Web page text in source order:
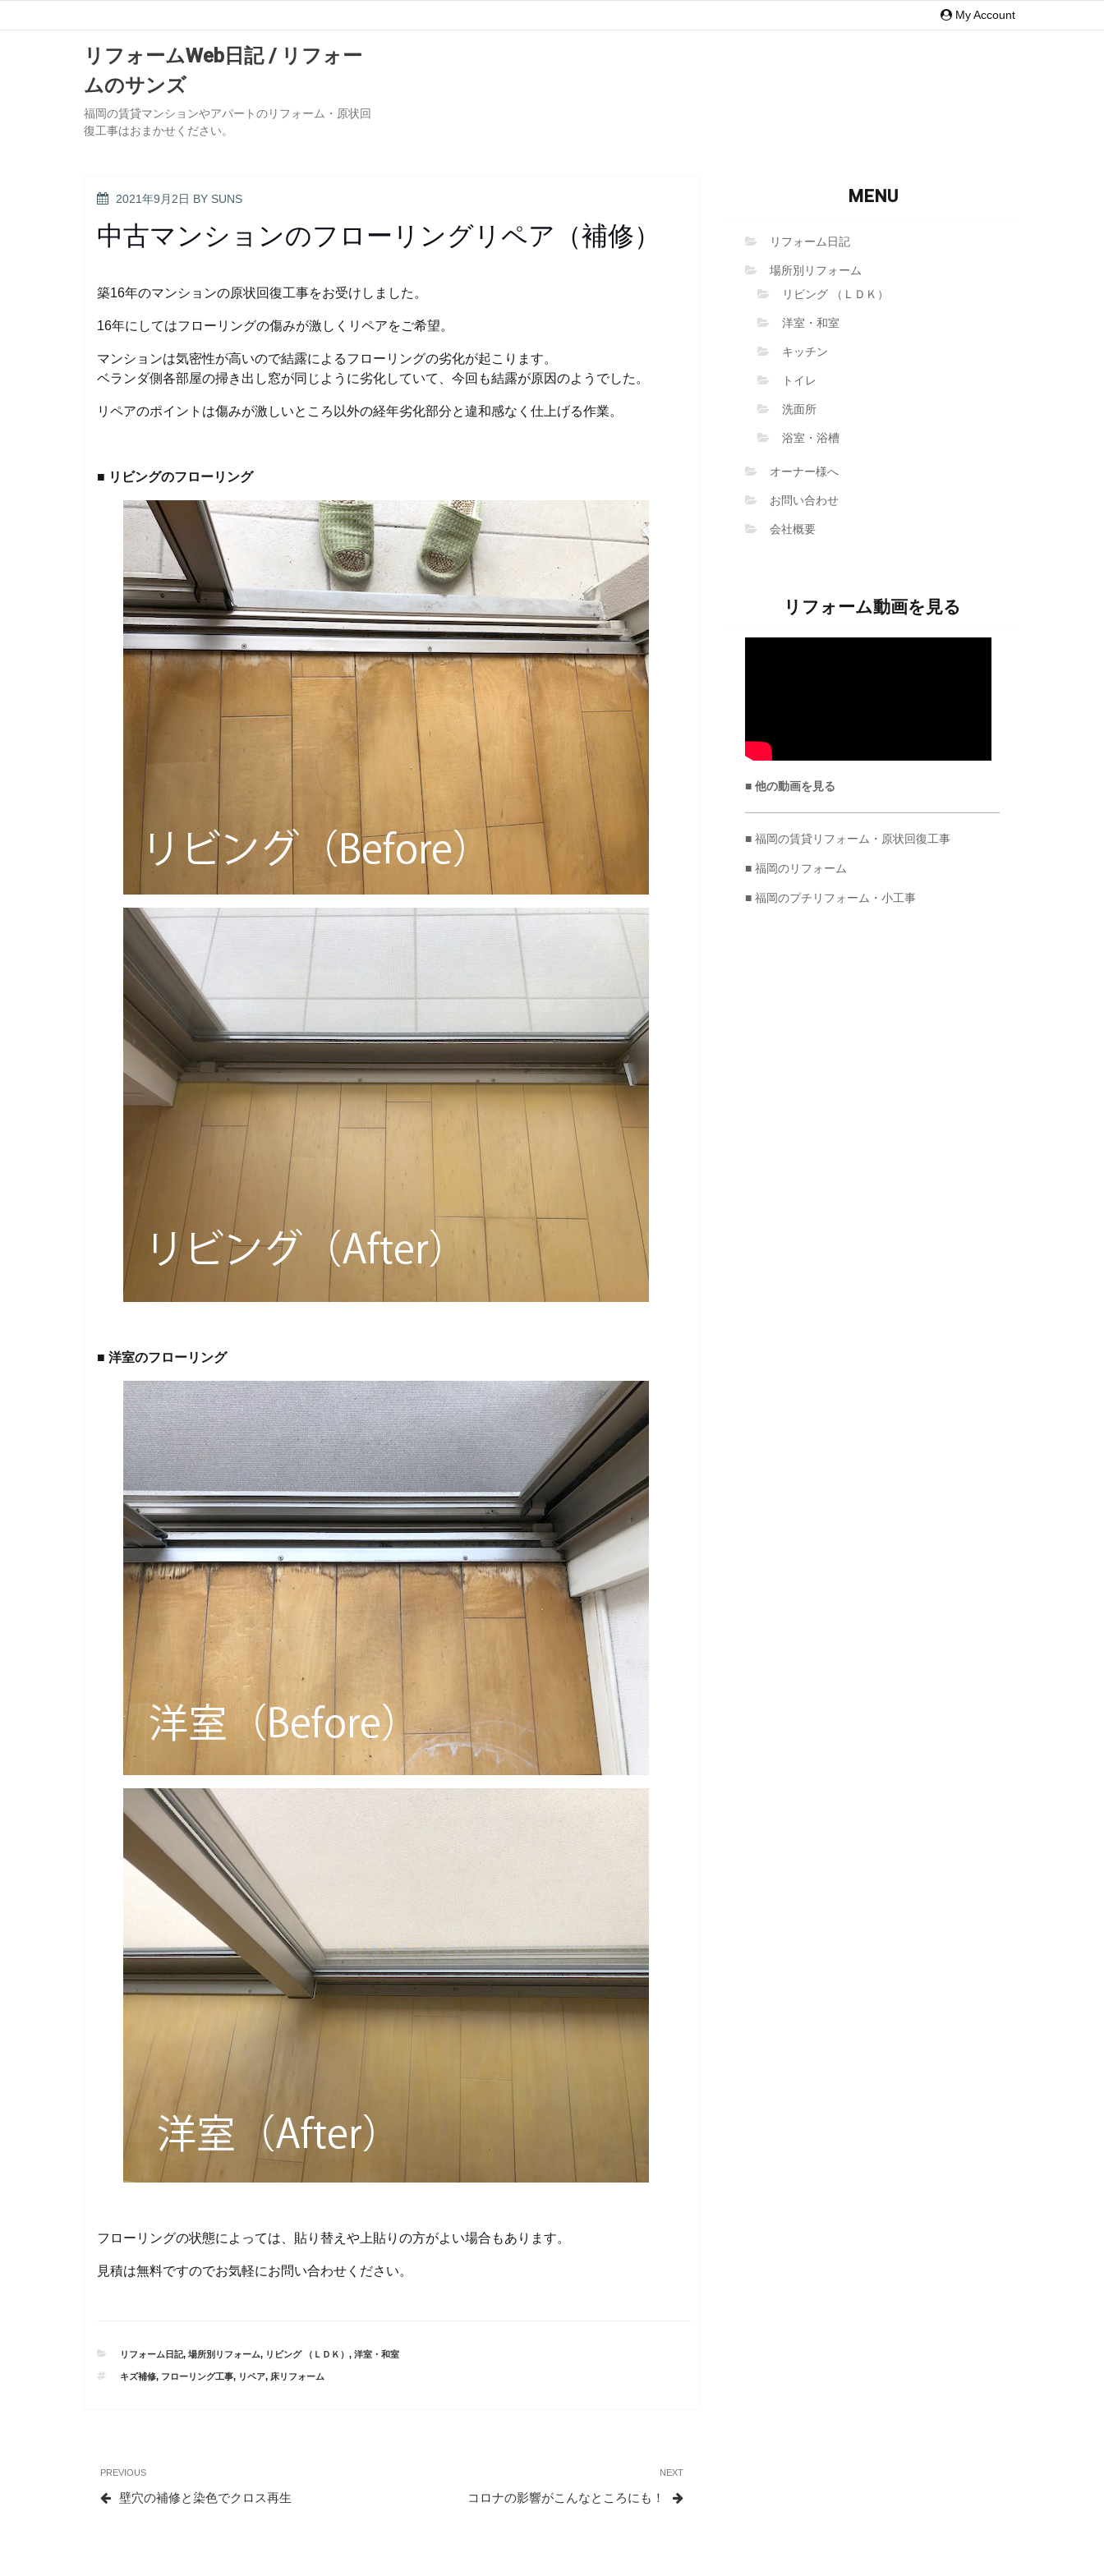
to
My Account
リフォームWeb日記 / リフォー
ムのサンズ
福岡の賃貸マンションやアパートのリフォーム・原状回
復工事はおまかせください。
POSTED
2021年9月2日 BY SUNS
中古マンションのフローリングリペア（補修）
築16年のマンションの原状回復工事をお受けしました。
16年にしてはフローリングの傷みが激しくリペアをご希望。
マンションは気密性が高いので結露によるフローリングの劣化が起こります。
ベランダ側各部屋の掃き出し窓が同じように劣化していて、今回も結露が原因のようでした。
リペアのポイントは傷みが激しいところ以外の経年劣化部分と違和感なく仕上げる作業。
■ リビングのフローリング
■ 洋室のフローリング
フローリングの状態によっては、貼り替えや上貼りの方がよい場合もあります。
見積は無料ですのでお気軽にお問い合わせください。
CATEGORIES
リフォーム日記, 場所別リフォーム, リビング （ＬＤＫ） , 洋室・和室
TAGS
キズ補修, フローリング工事, リペア, 床リフォーム
投
稿
Previous
Post
PREVIOUS
壁穴の補修と染色でクロス再生
Next
NEXT
コロナの影響がこんなところにも！
MENU
リフォーム日記
場所別リフォーム
リビング （ＬＤＫ）
洋室・和室
キッチン
トイレ
洗面所
浴室・浴槽
オーナー様へ
お問い合わせ
会社概要
リフォーム動画を見る
■ 他の動画を見る
■ 福岡の賃貸リフォーム・原状回復工事
■ 福岡のリフォーム
■ 福岡のプチリフォーム・小工事